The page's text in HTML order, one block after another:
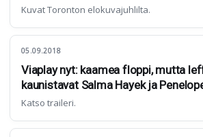
Kuvat Toronton elokuvajuhlilta.
05.09.2018
Viaplay nyt: kaamea floppi, mutta
kaunistavat Salma Hayek ja
Katso traileri.